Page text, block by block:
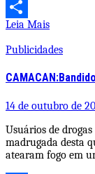
WhatsApp
Share
Leia Mais
Publicidades
14 de outubro de
Usuários de
madrugada desta
atearam fogo em